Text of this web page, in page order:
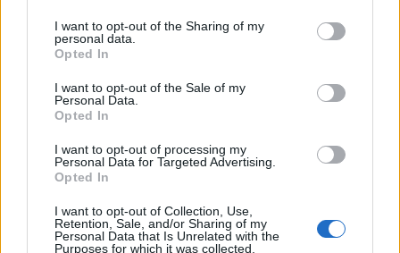
I want to opt-out of the Sharing of my
personal data.
Opted In
I want to opt-out of the Sale of my
Personal Data.
Opted In
I want to opt-out of processing my
Personal Data for Targeted Advertising.
Opted In
I want to opt-out of Collection, Use,
Retention, Sale, and/or Sharing of my
Personal Data that Is Unrelated with the
Purposes for which it was collected.
Tagi
Rozdzióbią nas kruki, wrony -
Ocena postępowania chłopa w
Stosunek Żeromskiego do walki z
zaborcami i udziału Polaków w powstaniu
styczniowym